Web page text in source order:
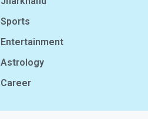
Sports
Entertainment
Astrology
Career